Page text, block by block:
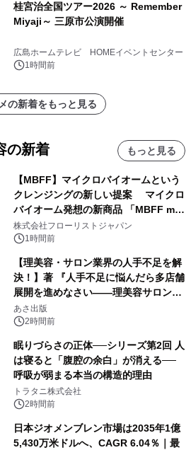
桂宮治全国ツアー2026 ～ Remember
Miyaji～ 三原市公演開催
広島ホームテレビ HOMEイベントセンター
1時間前
の新着をもっと見る
の新着 もっと見る
【MBFF】マイクロバイオームという
クレンジングの新しい提案 マイクロ
バイオーム発想の新商品 「MBFF mb
クレンジングPRO」を2026年8月6日
発売
株式会社フローリストジャパン
1時間前
【理美容・サロン業界の人手不足を解
決！】著 『人手不足に悩んだら多店舗
展開を進めなさい――理美容サロン
「多店舗展開」の教科書』2026年8月
24日（月）発売
あさ出版
2時間前
眠りづらさの正体──シリーズ第2回 人
は寝ると「腹腔の余白」が消える──
呼吸が弱まる本当の構造的理由
トラタニ株式会社
2時間前
日本ジオメンブレン市場は2035年1億
5,430万米ドルへ、CAGR 6.04％｜最